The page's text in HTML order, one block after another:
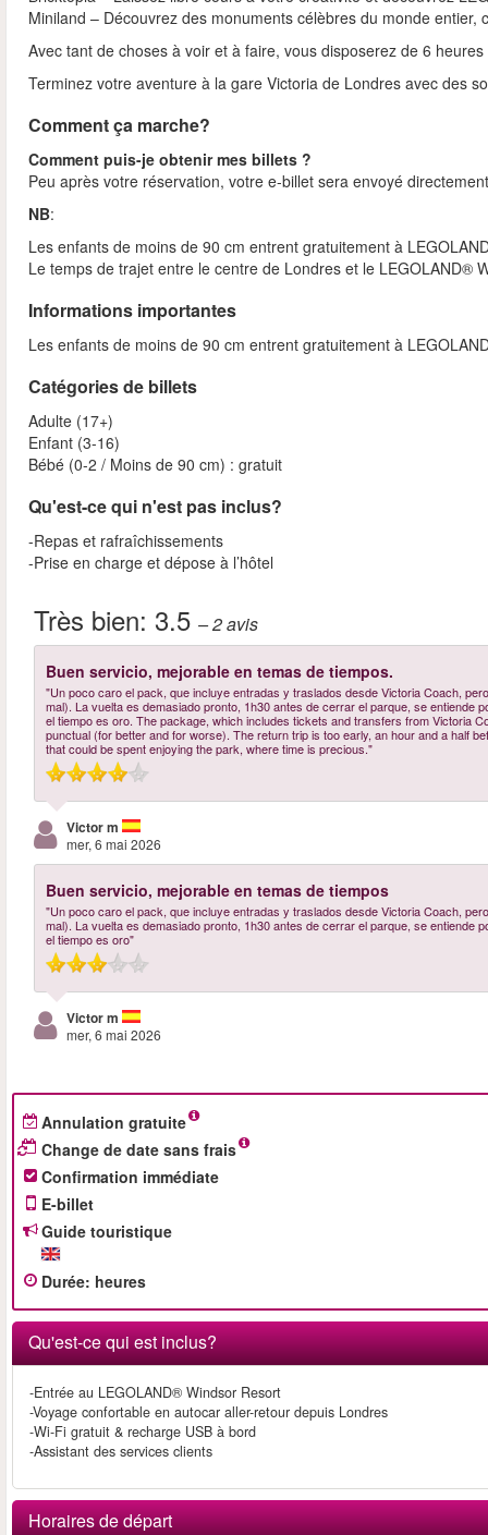
Miniland – Découvrez des monuments célèbres du monde
Avec tant de choses à voir et à faire, vous disposerez de 6
Terminez votre aventure à la gare Victoria de Londres avec des
Comment ça marche?
Comment puis-je obtenir mes billets ?
Peu après votre réservation, votre e-billet sera envoyé
NB:
Les enfants de moins de 90 cm entrent gratuitement à
Le temps de trajet entre le centre de Londres et le LEGOLAND®
Informations importantes
Les enfants de moins de 90 cm entrent gratuitement à
Catégories de billets
Adulte (17+)
Enfant (3-16)
Bébé (0-2 / Moins de 90 cm) : gratuit
Qu'est-ce qui n'est pas inclus?
-Repas et rafraîchissements
-Prise en charge et dépose à l’hôtel
Très bien: 3.5 – 2avis
Buen servicio, mejorable en temas de tiempos.
"Un poco caro el pack, que incluye entradas y traslados desde Victoria Coach,
mal). La vuelta es demasiado pronto, 1h30 antes de cerrar el parque, se
el tiempo es oro. The package, which includes tickets and transfers from Victoria
punctual (for better and for worse). The return trip is too early, an hour and a half
that could be spent enjoying the park, where time is precious."
Victor m
mer, 6 mai 2026
Buen servicio, mejorable en temas de tiempos
"Un poco caro el pack, que incluye entradas y traslados desde Victoria Coach,
mal). La vuelta es demasiado pronto, 1h30 antes de cerrar el parque, se
el tiempo es oro"
Victor m
mer, 6 mai 2026
Annulation gratuite
Change de date sans frais
Confirmation immédiate
E-billet
Guide touristique
Durée: heures
Qu'est-ce qui est inclus?
-Entrée au LEGOLAND® Windsor Resort
-Voyage confortable en autocar aller-retour depuis Londres
-Wi-Fi gratuit & recharge USB à bord
-Assistant des services clients
Horaires de départ